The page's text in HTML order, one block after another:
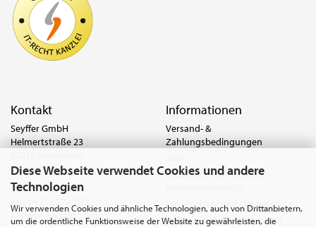
Diese Webseite verwendet Cookies und andere
Technologien
Wir verwenden Cookies und ähnliche Technologien, auch von Drittanbietern,
um die ordentliche Funktionsweise der Website zu gewährleisten, die
Kontakt
Seyffer GmbH
Helmertstraße 23
Deutschland
Tel.:0621 8779-555
anfrage@seyffer.shop
Informationen
Versand- &
Zahlungsbedingungen
Widerrufsrecht & Muster-
Privatsphäre und Datenschutz
Batterie- & Recyclinghinweis